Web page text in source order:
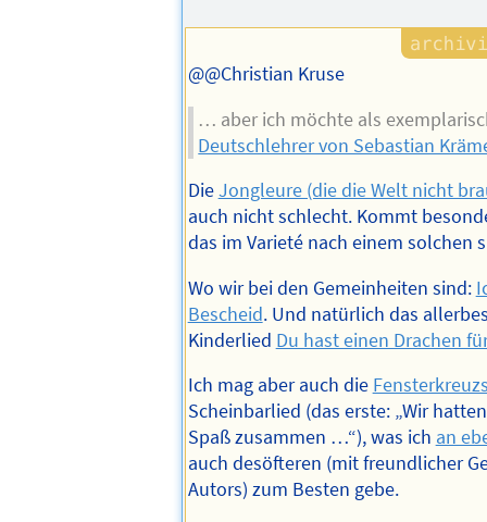
@@Christian Kruse
… aber ich möchte als
Deutschlehrer von Sebastian
DieJongleure (die die Welt nicht
auch nicht schlecht. Kommt
das im Varieté nach einem solchen
Wo wir bei den Gemeinheiten sind:
Bescheid. Und natürlich das
Kinderlied Du hast einen Drachen
Ich mag aber auch die
Scheinbarlied (das erste: „Wir
Spaß zusammen …“), was ich an
auch desöfteren (mit freundlicher
Autors) zum Besten gebe.